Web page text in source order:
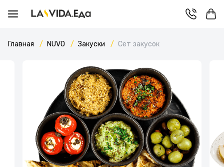
Главная NUVO Закуски Сет закусок